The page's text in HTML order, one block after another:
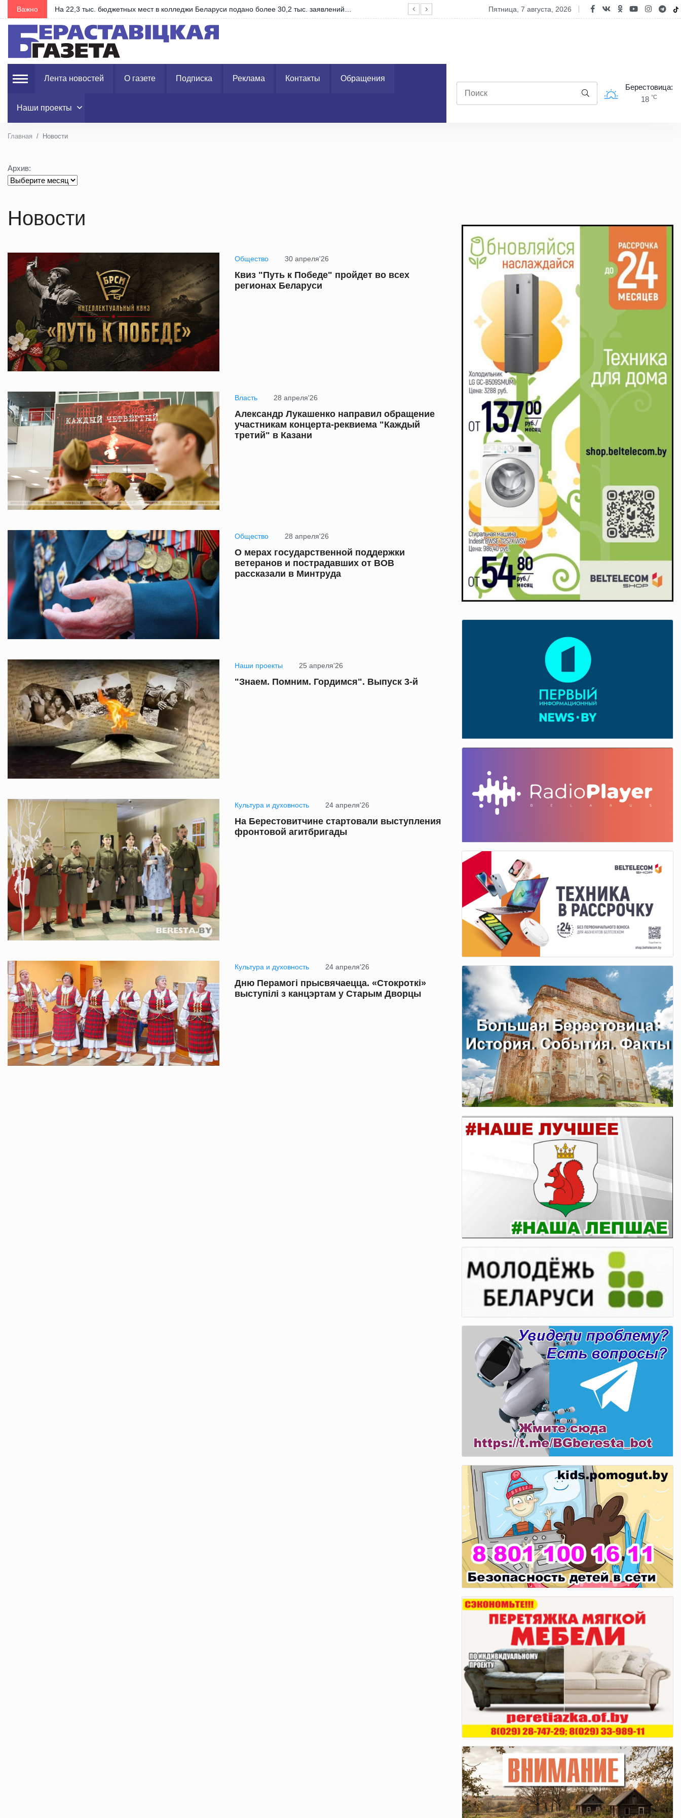
Важно На 22,3 тыс. бюджетных мест в колледжи Беларуси подано более 30,2 тыс. заявлений… Запрашаем на свята хлеба "З прыпёкам!"
пятница, 7 августа, 2026
Лента новостей О газете Подписка Реклама Контакты Обращения
Наши проекты
Берестовица:
18 °C
Главная Новости
Архив:
Новости
Общество 30 апреля'26
Квиз "Путь к Победе" пройдет во всех
регионах Беларуси
Власть 28 апреля'26
Александр Лукашенко направил обращение
участникам концерта-реквиема "Каждый
третий" в Казани
Общество 28 апреля'26
О мерах государственной поддержки
ветеранов и пострадавших от ВОВ
рассказали в Минтруда
Наши проекты 25 апреля'26
"Знаем. Помним. Гордимся". Выпуск 3-й
Культура и духовность 24 апреля'26
На Берестовитчине стартовали выступления
фронтовой агитбригады
Культура и духовность 24 апреля'26
Дню Перамогі прысвячаецца. «Стокроткі»
выступілі з канцэртам у Старым Дворцы